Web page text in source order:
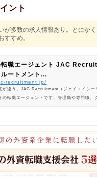
ント
が多数の求人情報あり。とにか
すすめ。
転職エージェント JAC
ートメント...
recruitment.jp/
が違う。JAC Recruitment（ジェイエイシー
の転職エージェントです。管理職や専門職、
ラ（KOTORA）